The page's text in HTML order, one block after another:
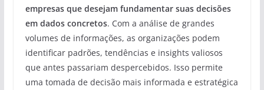
empresas que desejam fundamentar suas decisões
em dados concretos. Com a análise de grandes
volumes de informações, as organizações podem
identificar padrões, tendências e insights valiosos
que antes passariam despercebidos. Isso permite
uma tomada de decisão mais informada e estratégica